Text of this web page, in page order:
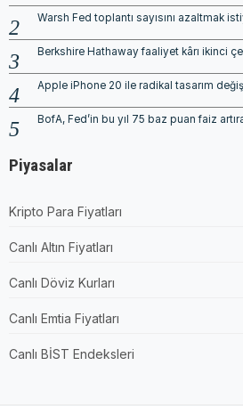
Warsh Fed toplantı sayısını azaltmak
Berkshire Hathaway faaliyet kârı ikinci
Apple iPhone 20 ile radikal tasarım
BofA, Fed’in bu yıl 75 baz puan faiz
Piyasalar
Kripto Para Fiyatları
Canlı Altın Fiyatları
Canlı Döviz Kurları
Canlı Emtia Fiyatları
Canlı BİST Endeksleri